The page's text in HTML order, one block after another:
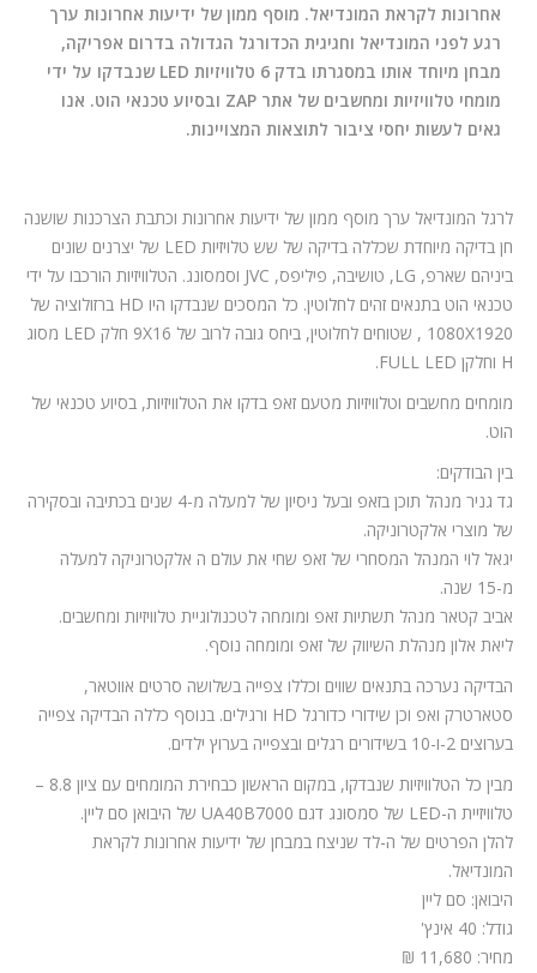
המלצות
ניהול מוניטין
אחרונות לקראת המונדיאל. מוסף ממון של ידיעות אחרונות ערך
רגע לפני המונדיאל וחגיגית הכדורגל הגדולה בדרום אפריקה,
מבחן מיוחד אותו במסגרתו בדק 6 טלוויזיות LED שנבדקו על ידי
מומחי טלוויזיות ומחשבים של אתר ZAP ובסיוע טכנאי הוט. אנו
גאים לעשות יחסי ציבור לתוצאות המצויינות.
לרגל המונדיאל ערך מוסף ממון של ידיעות אחרונות וכתבת הצרכנות שושנה
חן בדיקה מיוחדת שכללה בדיקה של שש טלויזיות LED של יצרנים שונים
ביניהם שארפ, LG, טושיבה, פיליפס, JVC וסמסונג. הטלוויזיות הורכבו על ידי
טכנאי הוט בתנאים זהים לחלוטין. כל המסכים שנבדקו היו HD ברזולוציה של
1080X1920 , שטוחים לחלוטין, ביחס גובה לרוב של 9X16 חלק LED מסוג
H וחלקן FULL LED.
מומחים מחשבים וטלוויזיות מטעם זאפ בדקו את הטלוויזיות, בסיוע טכנאי של
הוט.
בין הבודקים:
גד גניר מנהל תוכן בזאפ ובעל ניסיון של למעלה מ-4 שנים בכתיבה ובסקירה
של מוצרי אלקטרוניקה.
יגאל לוי המנהל המסחרי של זאפ שחי את עולם ה אלקטרוניקה למעלה
מ-15 שנה.
אביב קטאר מנהל תשתיות זאפ ומומחה לטכנולוגיית טלוויזיות ומחשבים.
ליאת אלון מנהלת השיווק של זאפ ומומחה נוסף.
הבדיקה נערכה בתנאים שווים וכללו צפייה בשלושה סרטים אווטאר,
סטארטרק ואפ וכן שידורי כדורגל HD ורגילים. בנוסף כללה הבדיקה צפייה
בערוצים 2-ו-10 בשידורים רגלים ובצפייה בערוץ ילדים.
מבין כל הטלוויזיות שנבדקו, במקום הראשון כבחירת המומחים עם ציון 8.8 –
טלוויזיית ה-LED של סמסונג דגם UA40B7000 של היבואן סם ליין.
להלן הפרטים של ה-לד שניצח במבחן של ידיעות אחרונות לקראת
המונדיאל.
היבואן: סם ליין
גודל: 40 אינץ'
מחיר: 11,680 ₪